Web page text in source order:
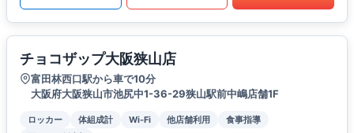
チョコザップ大阪狭山店
富田林西口駅から車で10分
大阪府大阪狭山市池尻中1-36-29狭山駅前中嶋店舗1F
ロッカー 体組成計 Wi-Fi 他店舗利用
食事指導